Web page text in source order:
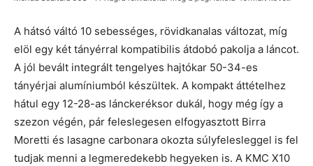
A hátsó váltó 10 sebességes, rövidkanalas változat, míg
elöl egy két tányérral kompatibilis átdobó pakolja a láncot.
A jól bevált integrált tengelyes hajtókar 50-34-es
tányérjai alumíniumból készültek. A kompakt áttételhez
hátul egy 12-28-as lánckeréksor dukál, hogy még így a
szezon végén, pár feleslegesen elfogyasztott Birra
Moretti és lasagne carbonara okozta súlyfelesleggel is fel
tudjak menni a legmeredekebb hegyeken is. A KMC X10